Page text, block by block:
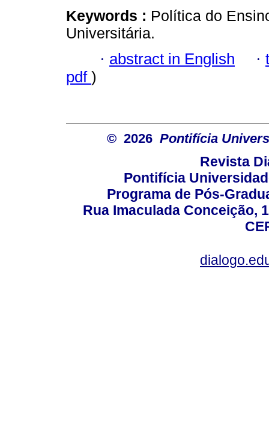
Keywords : Política do
Universitária.
· abstract in English ·
pdf )
© 2026 Pontifícia
Revista
Pontifícia
Programa de Pós-
Rua Imaculada Conceição,